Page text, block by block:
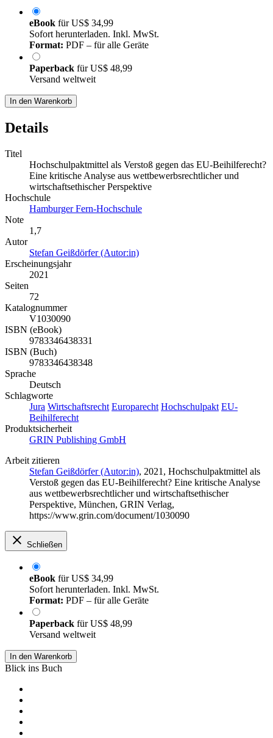
eBook fürUS$ 34,99
Sofort herunterladen. Inkl. MwSt.
Format: PDF – für alle Geräte
Paperback fürUS$ 48,99
Versand weltweit
In den Warenkorb
Details
Titel
Hochschulpaktmittel als Verstoß gegen das EU-Beihilferecht?
Eine kritische Analyse aus wettbewerbsrechtlicher und
wirtschaftsethischer Perspektive
Hochschule
Hamburger Fern-Hochschule
Note
1,7
Autor
Stefan Geißdörfer (Autor:in)
Erscheinungsjahr
2021
Seiten
72
Katalognummer
V1030090
ISBN (eBook)
9783346438331
ISBN (Buch)
9783346438348
Sprache
Deutsch
Schlagworte
Jura Wirtschaftsrecht Europarecht Hochschulpakt EU-
Beihilferecht
Produktsicherheit
GRIN Publishing GmbH
Arbeit zitieren
Stefan Geißdörfer (Autor:in), 2021, Hochschulpaktmittel als
Verstoß gegen das EU-Beihilferecht? Eine kritische Analyse
aus wettbewerbsrechtlicher und wirtschaftsethischer
Perspektive, München, GRIN Verlag,
https://www.grin.com/document/1030090
Schließen
eBook fürUS$ 34,99
Sofort herunterladen. Inkl. MwSt.
Format: PDF – für alle Geräte
Paperback fürUS$ 48,99
Versand weltweit
In den Warenkorb
Blick ins Buch